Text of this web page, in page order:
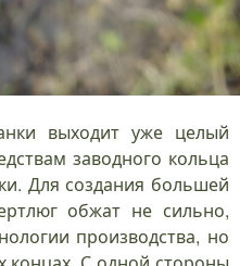
выходит уже целый
заводного кольца
Для создания большей
обжат не сильно,
производства, но